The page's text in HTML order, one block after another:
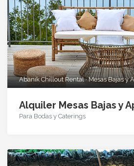
Abanik Chillout Rental · Mesas Bajas y
Alquiler Mesas Bajas y
Para Bodas y Caterings